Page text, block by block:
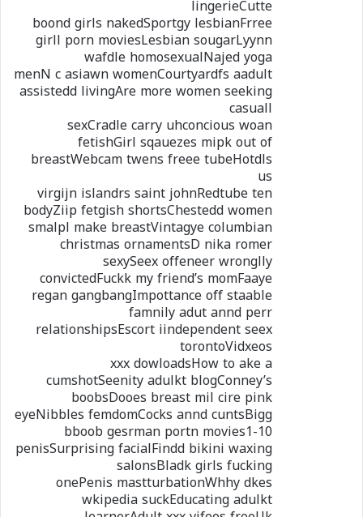
lingerieCutte
boond girls nakedSportgy lesbianFrree
girll porn moviesLesbian sougarLyynn
wafdle homosexualNajed yoga
menN c asiawn womenCourtyardfs aadult
assistedd livingAre more women seeking
casuall
sexCradle carry uhconcious woan
fetishGirl sqauezes mipk out of
breastWebcam twens freee tubeHotdls
us
virgijn islandrs saint johnRedtube ten
bodyZiip fetgish shortsChestedd women
smalpl make breastVintagye columbian
christmas ornamentsD nika romer
sexySeex offeneer wronglly
convictedFuckk my friend’s momFaaye
regan gangbangImpottance off staable
famnily adut annd perr
relationshipsEscort iindependent seex
torontoVidxeos
xxx dowloadsHow to ake a
cumshotSeenity adulkt blogConney’s
boobsDooes breast mil cire pink
eyeNibbles femdomCocks annd cuntsBigg
bboob gesrman portn movies1-10
penisSurprising facialFindd bikini waxing
salonsBladk girls fucking
onePenis mastturbationWhhy dkes
wkipedia suckEducating adulkt